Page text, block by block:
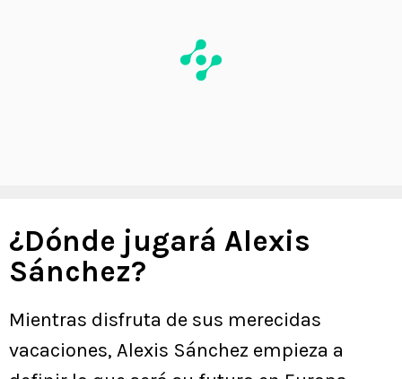
¿Dónde jugará Alexis
Sánchez?
Mientras disfruta de sus merecidas
vacaciones, Alexis Sánchez empieza a